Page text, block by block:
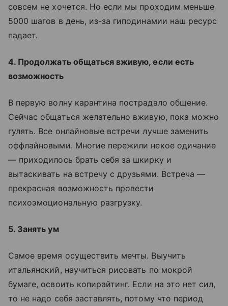
совсем не хочется. Но если мы проходим меньше
5000 шагов в день, из-за гиподинамии наш ресурс
падает.
4. Продолжать общаться вживую, если есть
возможность
В первую волну карантина пострадало общение.
Сейчас общаться желательно вживую, пока можно
гулять. Все онлайновые встречи лучше заменить
оффлайновыми. Многие пережили некое одичание
— приходилось брать себя за шкирку и
вытаскивать на встречу с друзьями. Встреча —
прекрасная возможность провести
психоэмоциональную разгрузку.
5. Занять ум
Самое время осуществить мечты. Выучить
итальянский, научиться рисовать по мокрой
бумаге, освоить копирайтинг. Если на это нет сил,
то не надо себя заставлять, потому что период